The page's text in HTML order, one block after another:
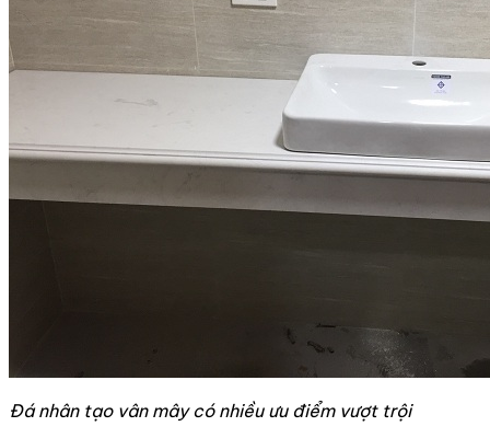
Đá nhân tạo vân mây có nhiều ưu điểm vượt trội